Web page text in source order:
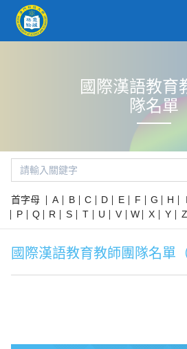
國際漢語教育
隊名單
首字母 A B C D E F G H I
P
Q R S T U V W X Y Z
國際漢語教育教師團隊名單（